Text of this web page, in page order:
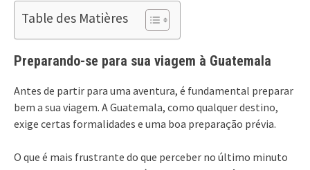
Table des Matières
Preparando-se para sua viagem à Guatemala
Antes de partir para uma aventura, é fundamental preparar
bem a sua viagem. A Guatemala, como qualquer destino,
exige certas formalidades e uma boa preparação prévia.
O que é mais frustrante do que perceber no último minuto